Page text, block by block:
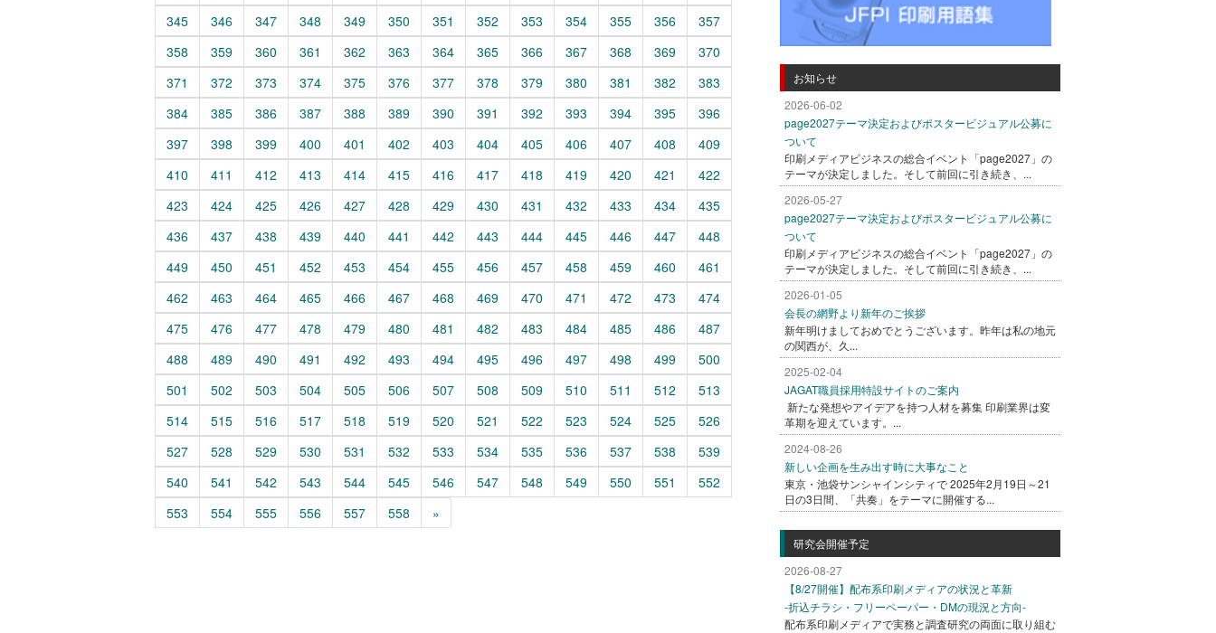
345
346 347 348 349 350 351 352 353 354 355 356
357
358
359 360 361 362 363 364 365 366 367 368 369
370
371
372 373 374 375 376 377 378 379 380 381 382
383
384
385 386 387 388 389 390 391 392 393 394 395
396
397
398 399 400 401 402 403 404 405 406 407 408
409
410
411 412 413 414 415 416 417 418 419 420 421
422
423
424 425 426 427 428 429 430 431 432 433 434
435
436
437 438 439 440 441 442 443 444 445 446 447
448
449
450 451 452 453 454 455 456 457 458 459 460
461
462
463 464 465 466 467 468 469 470 471 472 473
474
475
476 477 478 479 480 481 482 483 484 485 486
487
488
489 490 491 492 493 494 495 496 497 498 499
500
501
502 503 504 505 506 507 508 509 510 511 512
513
514
515 516 517 518 519 520 521 522 523 524 525
526
527
528 529 530 531 532 533 534 535 536 537 538
539
540
541 542 543 544 545 546 547 548 549 550 551
552
553
554 555 556 557 558 »
お知らせ
2026-06-02
page2027テーマ決定およびポスタービジュアル公募に
ついて
印刷メディアビジネスの総合イベント「page2027」の
テーマが決定しました。そして前回に引き続き、...
2026-05-27
page2027テーマ決定およびポスタービジュアル公募に
ついて
印刷メディアビジネスの総合イベント「page2027」の
テーマが決定しました。そして前回に引き続き、...
2026-01-05
会長の網野より新年のご挨拶
新年明けましておめでとうございます。昨年は私の地元
の関西が、久...
2025-02-04
JAGAT職員採用特設サイトのご案内
新たな発想やアイデアを持つ人材を募集 印刷業界は変
革期を迎えています。...
2024-08-26
新しい企画を生み出す時に大事なこと
東京・池袋サンシャインシティで 2025年2月19日～21
日の3日間、「共奏」をテーマに開催する...
研究会開催予定
2026-08-27
【8/27開催】配布系印刷メディアの状況と革新
-折込チラシ・フリーペーパー・DMの現況と方向-
配布系印刷メディアで実務と調査研究の両面に取り組む